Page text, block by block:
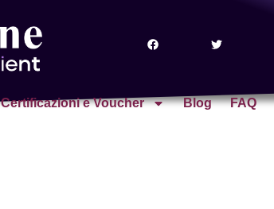
Certificazioni e Voucher Blog FAQ